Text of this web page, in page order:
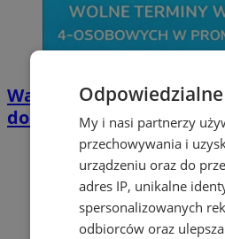
Wakacyjny wypoczynek
domkach Szmaragdowe
My i nasi partnerzy
przechowywania i
urządzeniu oraz do
adres IP, unikalne
spersonalizowanych
odbiorców oraz